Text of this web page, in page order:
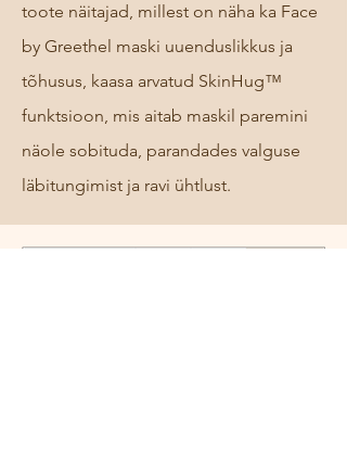
toote näitajad, millest on näha ka Face
by Greethel maski uuenduslikkus ja
tõhusus, kaasa arvatud SkinHug™
funktsioon, mis aitab maskil paremini
näole sobituda, parandades valguse
läbitungimist ja ravi ühtlust.